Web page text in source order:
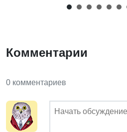
Комментарии
0 комментариев